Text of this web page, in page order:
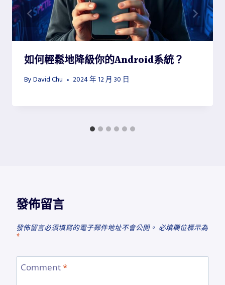
如何輕鬆地降級你的Android系統？
By David Chu 2024 年 12 月 30 日
發佈留言
發佈留言必須填寫的電子郵件地址不會公開。 必填欄位標示為
*
Comment*